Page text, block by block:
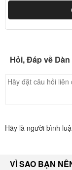
Hãy là người bình
VÌ SAO BẠN